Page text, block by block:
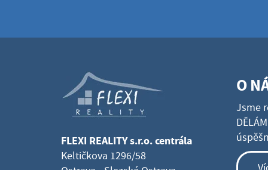
FLEXI REALITY s.r.o. centrála
Keltičkova 1296/58
O
Jsme